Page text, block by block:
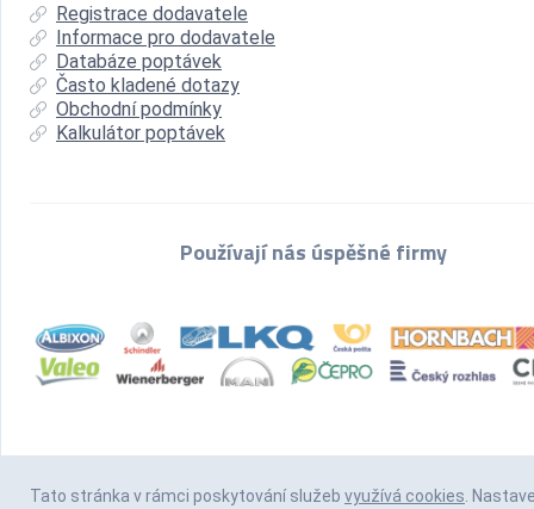
Registrace dodavatele
Informace pro dodavatele
Databáze poptávek
Často kladené dotazy
Obchodní podmínky
Kalkulátor poptávek
Používají nás úspěšné firmy
Tato stránka v rámci poskytování služeb využívá cookies .